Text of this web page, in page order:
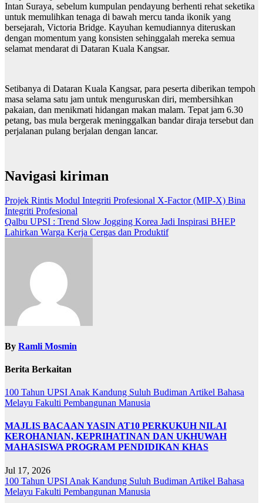
Intan Suraya, sebelum kumpulan pendayung berhenti rehat seketika
untuk memulihkan tenaga di bawah mercu tanda ikonik yang
bersejarah, Victoria Bridge. Kayuhan kemudiannya diteruskan
dengan momentum yang konsisten sehinggalah mereka semua
selamat mendarat di Dataran Kuala Kangsar.
Setibanya di Dataran Kuala Kangsar, para peserta diberikan tempoh
masa selama satu jam untuk menguruskan diri, membersihkan
pakaian, dan menikmati hidangan makan malam. Tepat jam 6.30
petang, bas mula bergerak meninggalkan bandar diraja tersebut dan
perjalanan pulang berjalan dengan lancar.
Navigasi kiriman
Projek Rintis Modul Integriti Profesional X-Factor (MIP-X) Bina
Integriti Profesional
Qalbu UPSI : Trend Slow Jogging Korea Jadi Inspirasi BHEP
Lahirkan Warga Kerja Cergas dan Produktif
By Ramli Mosmin
Berita Berkaitan
100 Tahun UPSI Anak Kandung Suluh Budiman Artikel Bahasa
Melayu Fakulti Pembangunan Manusia
MAJLIS BACAAN YASIN AT10 PERKUKUH NILAI
KEROHANIAN, KEPRIHATINAN DAN UKHUWAH
MAHASISWA PROGRAM PENDIDIKAN KHAS
Jul 17, 2026
100 Tahun UPSI Anak Kandung Suluh Budiman Artikel Bahasa
Melayu Fakulti Pembangunan Manusia